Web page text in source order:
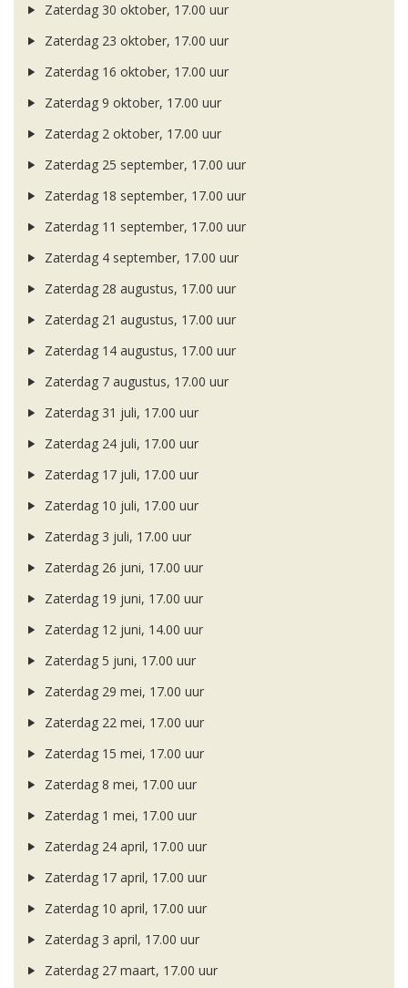
Zaterdag 30 oktober, 17.00 uur
Zaterdag 23 oktober, 17.00 uur
Zaterdag 16 oktober, 17.00 uur
Zaterdag 9 oktober, 17.00 uur
Zaterdag 2 oktober, 17.00 uur
Zaterdag 25 september, 17.00 uur
Zaterdag 18 september, 17.00 uur
Zaterdag 11 september, 17.00 uur
Zaterdag 4 september, 17.00 uur
Zaterdag 28 augustus, 17.00 uur
Zaterdag 21 augustus, 17.00 uur
Zaterdag 14 augustus, 17.00 uur
Zaterdag 7 augustus, 17.00 uur
Zaterdag 31 juli, 17.00 uur
Zaterdag 24 juli, 17.00 uur
Zaterdag 17 juli, 17.00 uur
Zaterdag 10 juli, 17.00 uur
Zaterdag 3 juli, 17.00 uur
Zaterdag 26 juni, 17.00 uur
Zaterdag 19 juni, 17.00 uur
Zaterdag 12 juni, 14.00 uur
Zaterdag 5 juni, 17.00 uur
Zaterdag 29 mei, 17.00 uur
Zaterdag 22 mei, 17.00 uur
Zaterdag 15 mei, 17.00 uur
Zaterdag 8 mei, 17.00 uur
Zaterdag 1 mei, 17.00 uur
Zaterdag 24 april, 17.00 uur
Zaterdag 17 april, 17.00 uur
Zaterdag 10 april, 17.00 uur
Zaterdag 3 april, 17.00 uur
Zaterdag 27 maart, 17.00 uur